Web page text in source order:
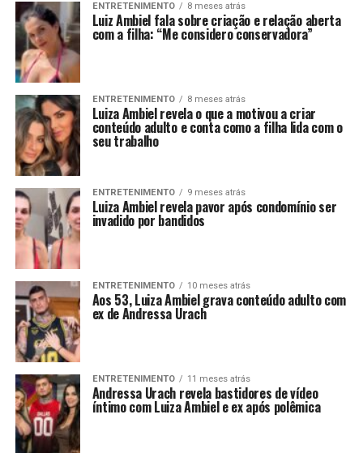
ENTRETENIMENTO 8 meses atrás
Luiz Ambiel fala sobre criação e relação aberta
com a filha: “Me considero conservadora”
ENTRETENIMENTO 8 meses atrás
Luiza Ambiel revela o que a motivou a criar
conteúdo adulto e conta como a filha lida com o
seu trabalho
ENTRETENIMENTO 9 meses atrás
Luiza Ambiel revela pavor após condomínio ser
invadido por bandidos
ENTRETENIMENTO 10 meses atrás
Aos 53, Luiza Ambiel grava conteúdo adulto com
ex de Andressa Urach
ENTRETENIMENTO 11 meses atrás
Andressa Urach revela bastidores de vídeo
íntimo com Luiza Ambiel e ex após polêmica